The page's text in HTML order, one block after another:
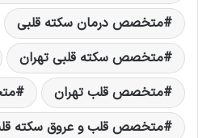
متخصص درمان سکته قلبی
متخصص سکته قلبی تهران
متخصص قلب تهران
متخصص قلب و عروق سکته